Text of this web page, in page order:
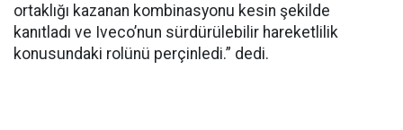
ortaklığı kazanan kombinasyonu kesin şekilde
kanıtladı ve Iveco’nun sürdürülebilir hareketlilik
konusundaki rolünü perçinledi.” dedi.